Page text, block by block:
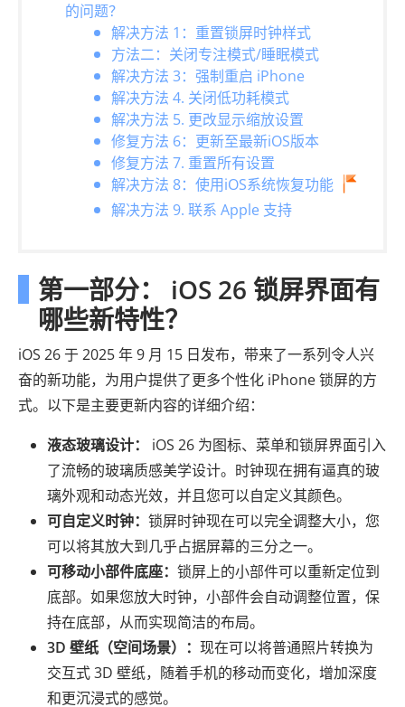
的问题？
解决方法 1：重置锁屏时钟样式
方法二：关闭专注模式/睡眠模式
解决方法 3：强制重启 iPhone
解决方法 4. 关闭低功耗模式
解决方法 5. 更改显示缩放设置
修复方法 6：更新至最新iOS版本
修复方法 7. 重置所有设置
解决方法 8：使用iOS系统恢复功能
解决方法 9. 联系 Apple 支持
第一部分： iOS 26 锁屏界面有
哪些新特性？
iOS 26 于 2025 年 9 月 15 日发布，带来了一系列令人兴
奋的新功能，为用户提供了更多个性化 iPhone 锁屏的方
式。以下是主要更新内容的详细介绍：
液态玻璃设计：
iOS 26 为图标、菜单和锁屏界面引入
了流畅的玻璃质感美学设计。时钟现在拥有逼真的玻
璃外观和动态光效，并且您可以自定义其颜色。
可自定义时钟： 锁屏时钟现在可以完全调整大小，您
可以将其放大到几乎占据屏幕的三分之一。
可移动小部件底座： 锁屏上的小部件可以重新定位到
底部。如果您放大时钟，小部件会自动调整位置，保
持在底部，从而实现简洁的布局。
3D 壁纸（空间场景）： 现在可以将普通照片转换为
交互式 3D 壁纸，随着手机的移动而变化，增加深度
和更沉浸式的感觉。